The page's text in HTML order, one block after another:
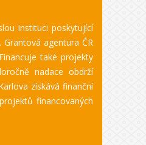
instituci poskytující
agentura ČR
také projekty
nadace obdrží
získává finanční
financovaných